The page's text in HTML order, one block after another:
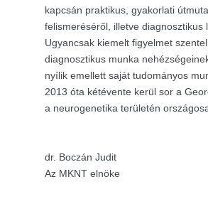
kapcsán praktikus, gyakorlati
felismeréséről, illetve diagnosztikus
Ugyancsak kiemelt figyelmet
diagnosztikus munka
nyílik emellett saját tudományos
2013 óta kétévente kerül sor a
a neurogenetika területén
dr. Boczán Judit
Az MKNT elnöke